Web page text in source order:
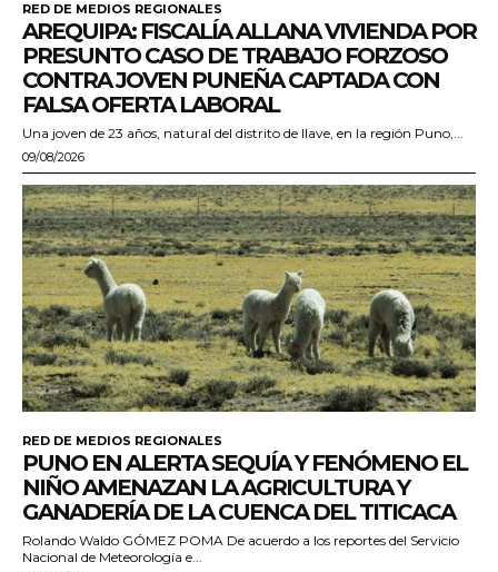
RED DE MEDIOS REGIONALES
AREQUIPA: FISCALÍA ALLANA VIVIENDA POR
PRESUNTO CASO DE TRABAJO FORZOSO
CONTRA JOVEN PUNEÑA CAPTADA CON
FALSA OFERTA LABORAL
Una joven de 23 años, natural del distrito de Ilave, en la región Puno,...
09/08/2026
RED DE MEDIOS REGIONALES
PUNO EN ALERTA SEQUÍA Y FENÓMENO EL
NIÑO AMENAZAN LA AGRICULTURA Y
GANADERÍA DE LA CUENCA DEL TITICACA
Rolando Waldo GÓMEZ POMA De acuerdo a los reportes del Servicio
Nacional de Meteorología e...